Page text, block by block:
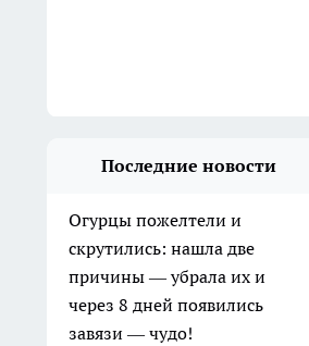
Последние новости
Огурцы пожелтели и
скрутились: нашла две
причины — убрала их и
через 8 дней появились
завязи — чудо!